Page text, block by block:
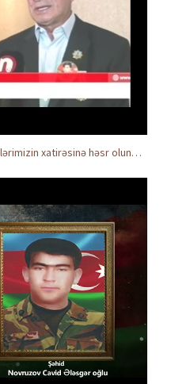
AVMVİB Naxçıvan MR təşkilatı şəhidlərimizin xatirəsinə həsr olunmuş tədbir keçirdi